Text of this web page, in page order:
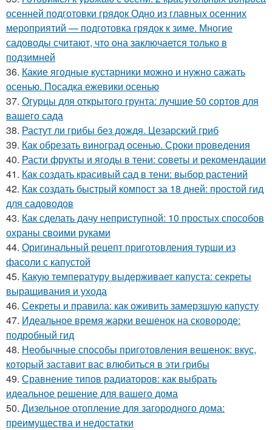
осенней подготовки грядок Одно из главных осенних
мероприятий — подготовка грядок к зиме. Многие
садоводы считают, что она заключается только в
подзимней
36. Какие ягодные кустарники можно и нужно сажать
осенью. Посадка ежевики осенью
37. Огурцы для открытого грунта: лучшие 50 сортов для
вашего сада
38. Растут ли грибы без дождя. Цезарский гриб
39. Как обрезать виноград осенью. Сроки проведения
40. Расти фрукты и ягоды в тени: советы и рекомендации
41. Как создать красивый сад в тени: выбор растений
42. Как создать быстрый компост за 18 дней: простой гид
для садоводов
43. Как сделать дачу неприступной: 10 простых способов
охраны своими руками
44. Оригинальный рецепт приготовления турши из
фасоли с капустой
45. Какую температуру выдерживает капуста: секреты
выращивания и ухода
46. Секреты и правила: как оживить замерзшую капусту
47. Идеальное время жарки вешенок на сковороде:
подробный гид
48. Необычные способы приготовления вешенок: вкус,
который заставит вас влюбиться в эти грибы
49. Сравнение типов радиаторов: как выбрать
идеальное решение для вашего дома
50. Дизельное отопление для загородного дома:
преимущества и недостатки